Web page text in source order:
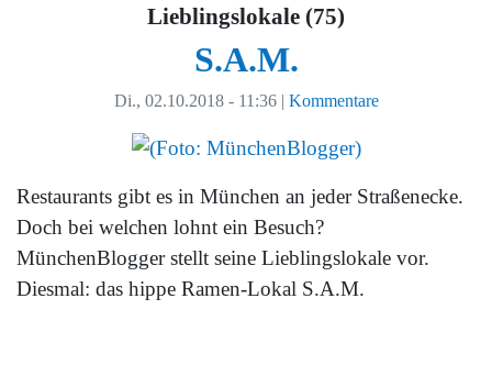
Lieblingslokale (75)
S.A.M.
Di., 02.10.2018 - 11:36| Kommentare
Restaurants gibt es in München an jeder Straßenecke.
Doch bei welchen lohnt ein Besuch?
MünchenBlogger stellt seine Lieblingslokale vor.
Diesmal: das hippe Ramen-Lokal S.A.M.